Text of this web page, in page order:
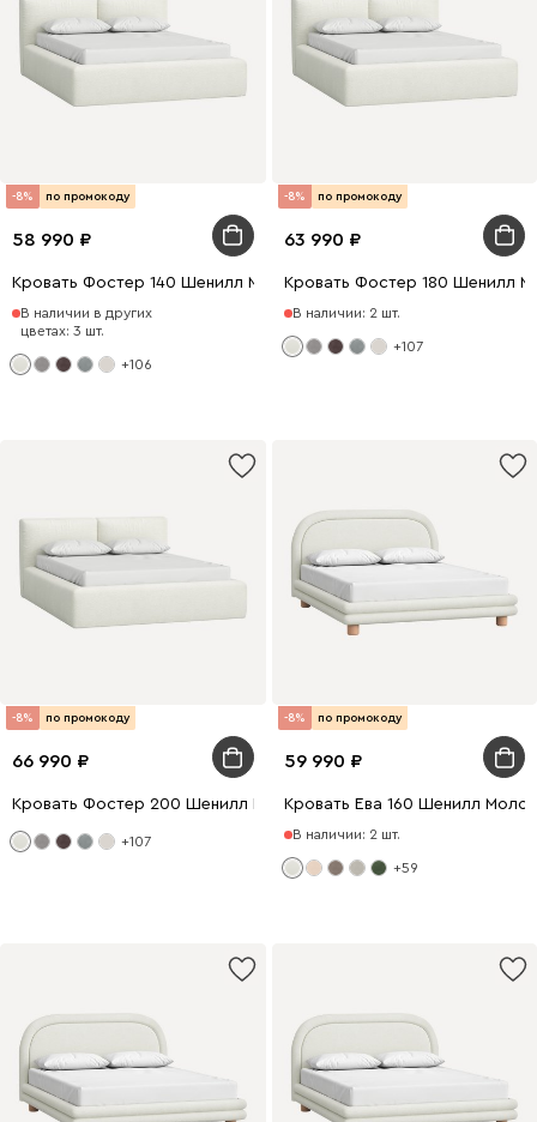
-8% по промокоду
58 990
Кровать Фостер 140 Шенилл Молочный
В наличии в других
цветах: 3 шт.
+106
-8% по промокоду
63 990
Кровать Фостер 180 Шенилл
В наличии: 2 шт.
+107
-8% по промокоду
66 990
Кровать Фостер 200 Шенилл Молочный
+107
-8% по промокоду
59 990
Кровать Ева 160 Шенилл
В наличии: 2 шт.
+59